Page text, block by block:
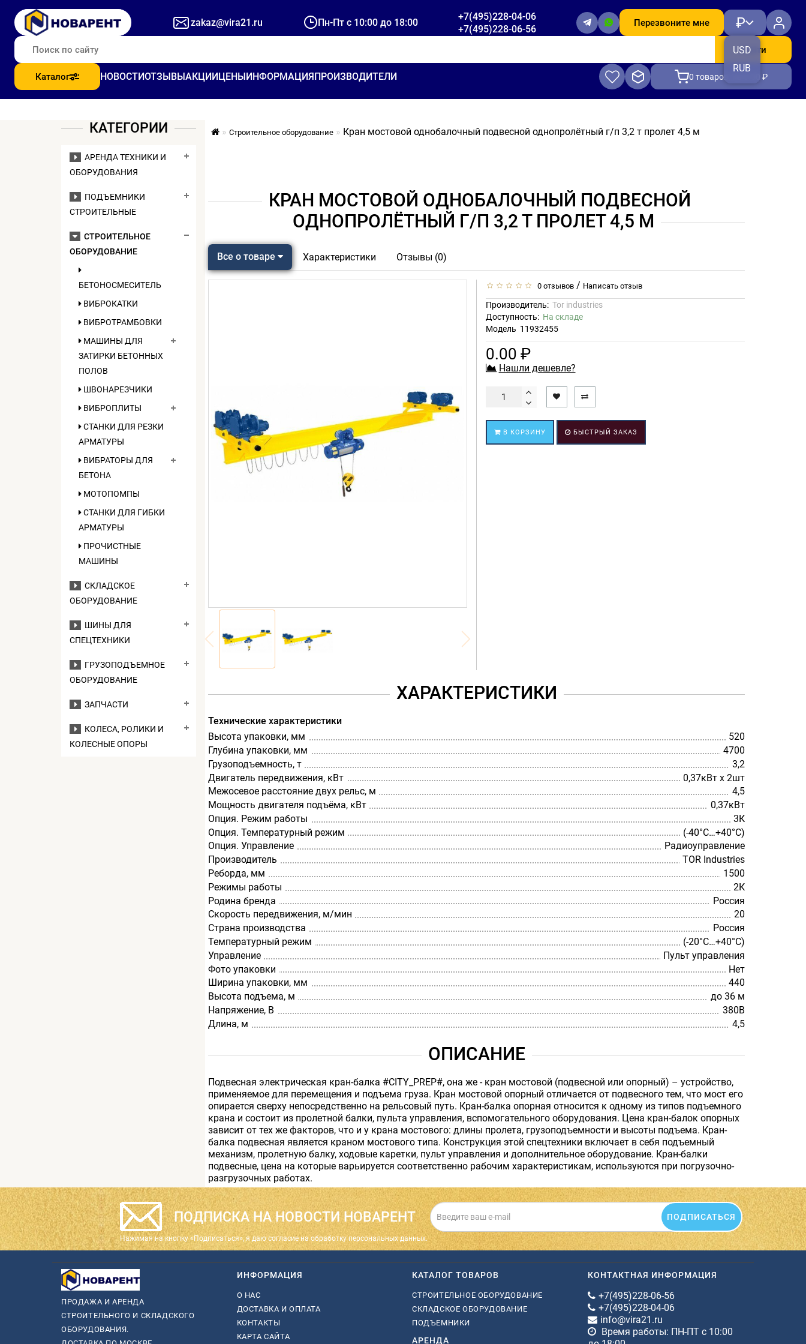
zakaz@vira21.ru Пн-Пт с 10:00 до 18:00
+7(495)228-04-06
+7(495)228-06-56
Перезвоните мне ₽
USD
RUB
Найти
Каталог НОВОСТИОТЗЫВЫАКЦИИЦЕНЫИНФОРМАЦИЯПРОИЗВОДИТЕЛИ 0 товаров, на 0.00 ₽
КАТЕГОРИИ
АРЕНДА ТЕХНИКИ И
ОБОРУДОВАНИЯ
ПОДЪЕМНИКИ
СТРОИТЕЛЬНЫЕ
СТРОИТЕЛЬНОЕ
ОБОРУДОВАНИЕ
БЕТОНОСМЕСИТЕЛЬ
ВИБРОКАТКИ
ВИБРОТРАМБОВКИ
МАШИНЫ ДЛЯ
ЗАТИРКИ БЕТОННЫХ
ПОЛОВ
ШВОНАРЕЗЧИКИ
ВИБРОПЛИТЫ
СТАНКИ ДЛЯ РЕЗКИ
АРМАТУРЫ
ВИБРАТОРЫ ДЛЯ
БЕТОНА
МОТОПОМПЫ
СТАНКИ ДЛЯ ГИБКИ
АРМАТУРЫ
ПРОЧИСТНЫЕ
МАШИНЫ
СКЛАДСКОЕ
ОБОРУДОВАНИЕ
ШИНЫ ДЛЯ
СПЕЦТЕХНИКИ
ГРУЗОПОДЪЕМНОЕ
ОБОРУДОВАНИЕ
ЗАПЧАСТИ
КОЛЕСА, РОЛИКИ И
КОЛЕСНЫЕ ОПОРЫ
Строительное оборудование Кран мостовой однобалочный подвесной однопролётный г/п 3,2 т пролет 4,5 м
КРАН МОСТОВОЙ ОДНОБАЛОЧНЫЙ ПОДВЕСНОЙ
ОДНОПРОЛЁТНЫЙ Г/П 3,2 Т ПРОЛЕТ 4,5 М
Все о товаре Характеристики Отзывы (0)
0 отзывов / Написать отзыв
Производитель: Tor industries
Доступность: На складе
Модель 11932455
0.00 ₽
Нашли дешевле?
В КОРЗИНУ БЫСТРЫЙ ЗАКАЗ
ХАРАКТЕРИСТИКИ
Технические характеристики
Высота упаковки, мм
520
Глубина упаковки, мм
4700
Грузоподъемность, т
3,2
Двигатель передвижения, кВт
0,37кВт х 2шт
Межосевое расстояние двух рельс, м
4,5
Мощность двигателя подъёма, кВт
0,37кВт
Опция. Режим работы
3К
Опция. Температурный режим
(-40°C…+40°C)
Опция. Управление
Радиоуправление
Производитель
TOR Industries
Реборда, мм
1500
Режимы работы
2К
Родина бренда
Россия
Скорость передвижения, м/мин
20
Страна производства
Россия
Температурный режим
(-20°C…+40°C)
Управление
Пульт управления
Фото упаковки
Нет
Ширина упаковки, мм
440
Высота подъема, м
до 36 м
Напряжение, В
380В
Длина, м
4,5
ОПИСАНИЕ
Подвесная электрическая кран-балка #CITY_PREP#, она же - кран мостовой (подвесной или опорный) – устройство,
применяемое для перемещения и подъема груза. Кран мостовой опорный отличается от подвесного тем, что мост его
опирается сверху непосредственно на рельсовый путь. Кран-балка опорная относится к одному из типов подъемного
крана и состоит из пролетной балки, пульта управления, вспомогательного оборудования. Цена кран-балок опорных
зависит от тех же факторов, что и у крана мостового: длины пролета, грузоподъемности и высоты подъема. Кран-
балка подвесная является краном мостового типа. Конструкция этой спецтехники включает в себя подъемный
механизм, пролетную балку, ходовые каретки, пульт управления и дополнительное оборудование. Кран-балки
подвесные, цена на которые варьируется соответственно рабочим характеристикам, используются при погрузочно-
разгрузочных работах.
ПОДПИСКА НА НОВОСТИ НОВАРЕНТ ПОДПИСАТЬСЯ
Нажимая на кнопку «Подписаться», я даю cогласие на обработку персональных данных.
ПРОДАЖА И АРЕНДА
СТРОИТЕЛЬНОГО И СКЛАДСКОГО
ОБОРУДОВАНИЯ.
ИНФОРМАЦИЯ
О НАС
ДОСТАВКА И ОПЛАТА
КОНТАКТЫ
КАРТА САЙТА
КАТАЛОГ ТОВАРОВ
СТРОИТЕЛЬНОЕ ОБОРУДОВАНИЕ
СКЛАДСКОЕ ОБОРУДОВАНИЕ
ПОДЪЕМНИКИ
АРЕНДА
КОНТАКТНАЯ ИНФОРМАЦИЯ
+7(495)228-06-56
+7(495)228-04-06
info@vira21.ru
Время работы: ПН-ПТ с 10:00